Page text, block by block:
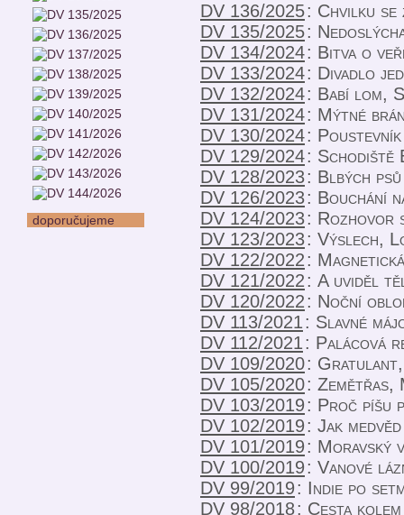
doporučujeme
DV 136/2025: Chvilku se
DV 135/2025:
DV 134/2024: Bitva o
DV 133/2024: Divadlo
DV 132/2024: Babí lom,
DV 131/2024: Mýtné
DV 130/2024: Poustevník
DV 129/2024: Schodiště
DV 128/2023: Blbých
DV 126/2023: Bouchání
DV 124/2023: Rozhovor
DV 123/2023: Výslech,
DV 122/2022:
DV 121/2022: A uviděl
DV 120/2022: Noční
DV 113/2021: Slavné
DV 112/2021: Palácová
DV 109/2020: Gratulant,
DV 105/2020: Zemětřas,
DV 103/2019: Proč píšu
DV 102/2019: Jak
DV 101/2019: Moravský
DV 100/2019: Vanové
DV 99/2019: Indie po
DV 98/2018: Cesta kolem